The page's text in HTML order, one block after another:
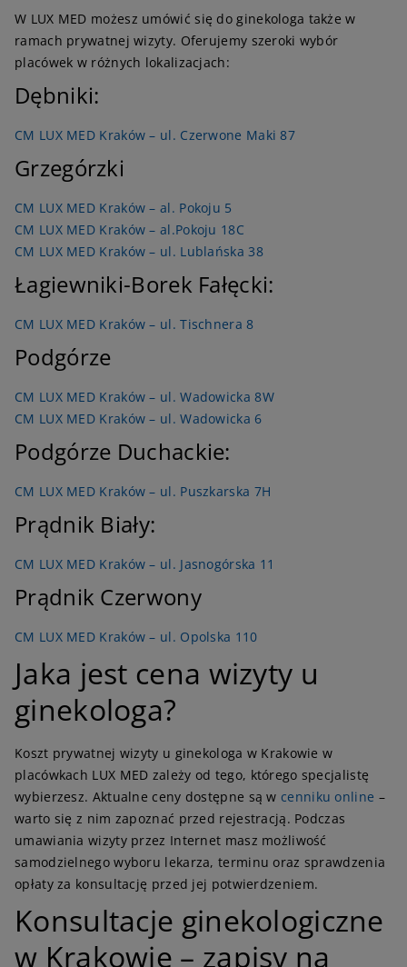
W LUX MED możesz umówić się do ginekologa także w
ramach prywatnej wizyty. Oferujemy szeroki wybór
placówek w różnych lokalizacjach:
Dębniki:
CM LUX MED Kraków – ul. Czerwone Maki 87
Grzegórzki
CM LUX MED Kraków – al. Pokoju 5
CM LUX MED Kraków – al.Pokoju 18C
CM LUX MED Kraków – ul. Lublańska 38
Łagiewniki-Borek Fałęcki:
CM LUX MED Kraków – ul. Tischnera 8
Podgórze
CM LUX MED Kraków – ul. Wadowicka 8W
CM LUX MED Kraków – ul. Wadowicka 6
Podgórze Duchackie:
CM LUX MED Kraków – ul. Puszkarska 7H
Prądnik Biały:
CM LUX MED Kraków – ul. Jasnogórska 11
Prądnik Czerwony
CM LUX MED Kraków – ul. Opolska 110
Jaka jest cena wizyty u
ginekologa?
Koszt prywatnej wizyty u ginekologa w Krakowie w
placówkach LUX MED zależy od tego, którego specjalistę
wybierzesz. Aktualne ceny dostępne są w cenniku online –
warto się z nim zapoznać przed rejestracją. Podczas
umawiania wizyty przez Internet masz możliwość
samodzielnego wyboru lekarza, terminu oraz sprawdzenia
opłaty za konsultację przed jej potwierdzeniem.
Konsultacje ginekologiczne
w Krakowie – zapisy na